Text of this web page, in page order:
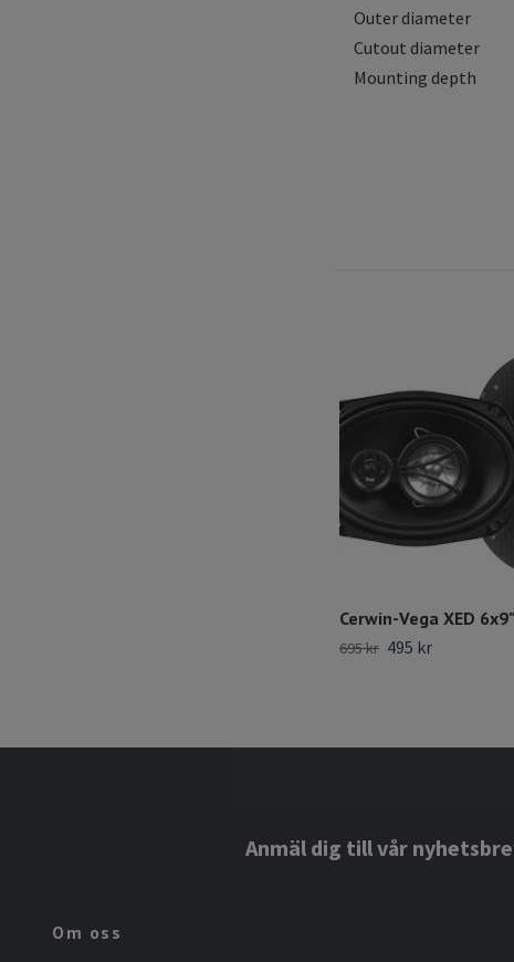
Outer diameter
Cutout diameter
Mounting depth
Cerwin-Vega XED 6x9"
695 kr 495 kr
Anmäl dig till vår
Om oss